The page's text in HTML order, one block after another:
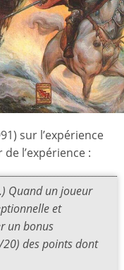
sur l’expérience
l’expérience :
Quand un joueur
et
un bonus
20) des points dont